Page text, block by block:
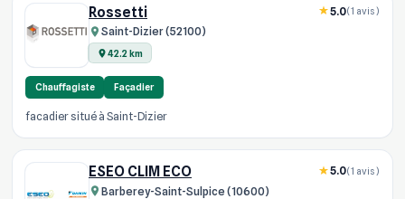
Rossetti
Saint-Dizier (52100)
42.2 km
5.0(1 avis)
Chauffagiste Façadier
facadier situé à Saint-Dizier
ESEO CLIM ECO
Barberey-Saint-Sulpice (10600)
5.0(1 avis)